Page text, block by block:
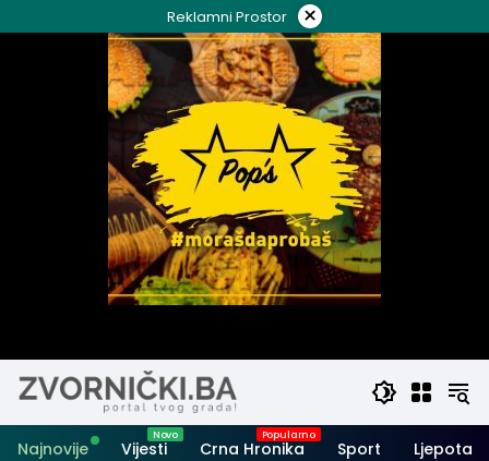
to
Reklamni Prostor ×
Najnovije Vijesti Crna Hronika Sport Ljepota i